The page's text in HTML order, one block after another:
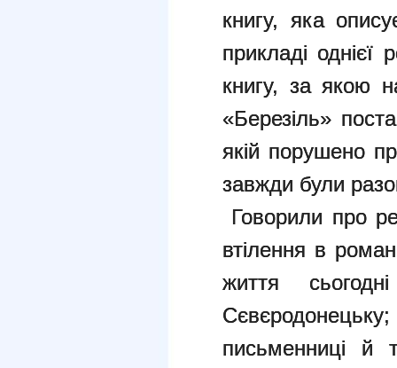
книгу, яка
прикладі
книгу, за якою
«Березіль»
якій порушено
завжди були
Говорили про
втілення в
життя
письменниці й